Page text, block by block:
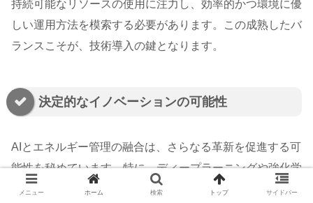
持続可能なリソースの使用に注力し、効率的かつ環境に優
しい運用方法を模索する必要があります。この成熟したバ
ランスこそが、技術導入の鍵となります。
決定的なイノベーションの可能性
AIとエネルギー管理の融合は、さらなる革新を促進する可
能性を秘めています。特に、ディープラーニングや強化学
習は需要予測や供給最適化において新しい手法として注目
メニュー ホーム 検索 トップ サイドバー